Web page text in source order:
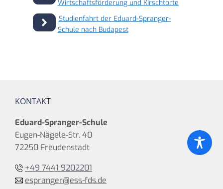
Wirtschaftsförderung und Kirschtorte
Studienfahrt der Eduard-Spranger-
Schule nach Budapest
KONTAKT
Eduard-Spranger-Schule
Eugen-Nägele-Str. 40
72250 Freudenstadt
+49 7441 9202201
espranger@ess-fds.de